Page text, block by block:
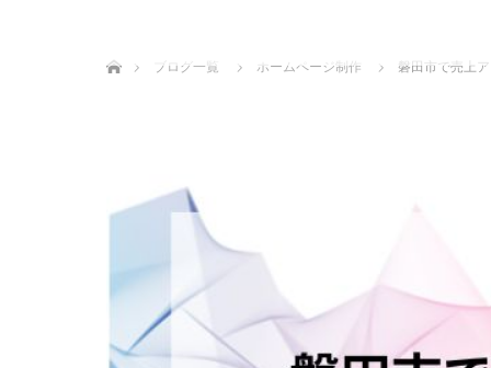
ブログ一覧
ホームページ制作 磐田市で売上